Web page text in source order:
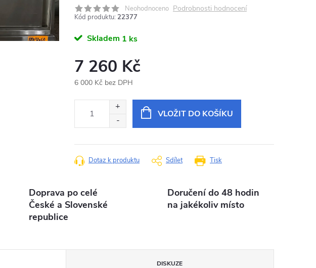
Neohodnoceno Podrobnosti hodnocení
Kód produktu: 22377
Skladem 1 ks
7 260 Kč
6 000 Kč bez DPH
VLOŽIT DO KOŠÍKU
Tisk
Dotaz k produktu Sdílet
Doprava po celé
České a Slovenské
republice
Doručení do 48 hodin
na jakékoliv místo
DISKUZE